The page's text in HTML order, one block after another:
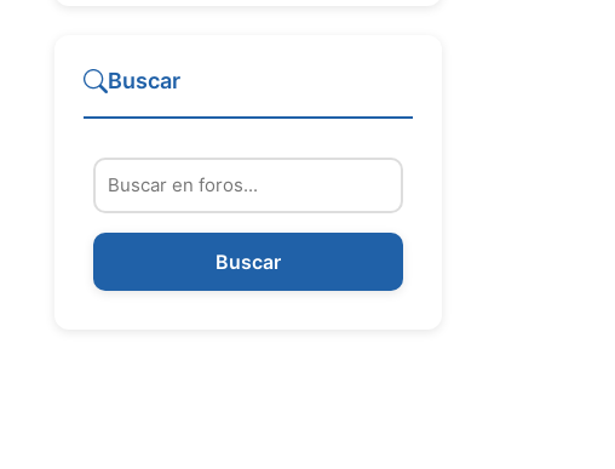
Buscar
Buscar